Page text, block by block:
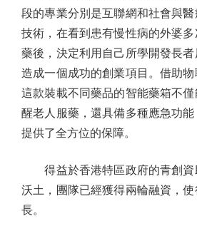
段的專業分別是互聯網和社會與
技術，在看到患有慢性病的外婆
藥後，決定利用自己所學開發長
造成一個成功的創業項目。借助物
這款裝載不同藥品的智能藥箱不
醒老人服藥，還具備多種應急功
提供了全方位的保障。
得益於香港特區政府的青創資
沃土，團隊已經獲得兩輪融資，
長。